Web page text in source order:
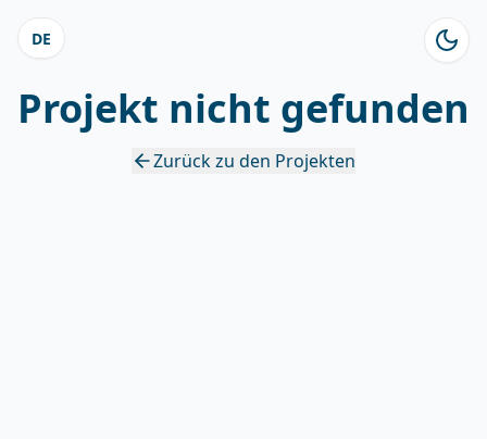
DE
Projekt nicht gefunden
Zurück zu den Projekten